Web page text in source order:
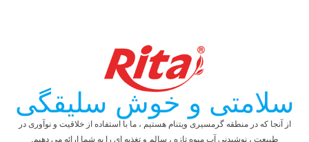
سلامتی و خوش سلیقگی
از آنجا که در منطقه گرمسیری ویتنام هستیم ، ما با استفاده از خلاقیت و نوآوری در
طبیعت ، نوشیدنی آب میوه تازه ، سالم و تغذیه ای را به شما ارائه می دهیم.